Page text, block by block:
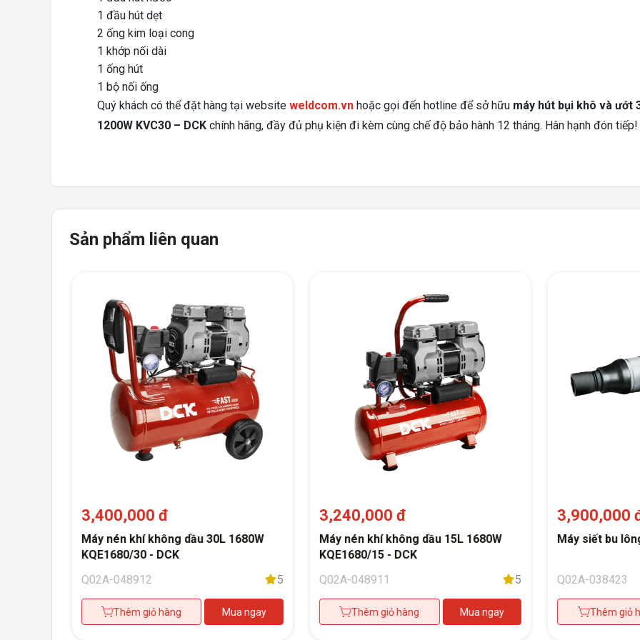
1 đầu hút dẹt
2 ống kim loại cong
1 khớp nối dài
1 ống hút
1 bộ nối ống
Quý khách có thể đặt hàng tại website weldcom.vn hoặc gọi đến hotline để sở hữu máy hút bụi khô và ướt
1200W KVC30 – DCK chính hãng, đầy đủ phụ kiện đi kèm cùng chế độ bảo hành 12 tháng. Hân hạnh đón tiếp!
Sản phẩm liên quan
3,400,000 đ
Máy nén khí không dầu 30L 1680W
KQE1680/30 - DCK
Q02A-048912
5
Thêm giỏ hàng Mua ngay
3,240,000 đ
Máy nén khí không dầu 15L 1680W
KQE1680/15 - DCK
Q02A-048911
5
Thêm giỏ hàng Mua ngay
3,900,000
Máy siết bu
Q02A-038423
Thêm giỏ